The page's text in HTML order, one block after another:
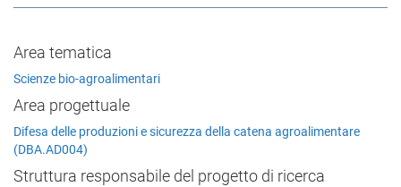
Area tematica
Scienze bio-agroalimentari
Area progettuale
Difesa delle produzioni e sicurezza della catena agroalimentare
(DBA.AD004)
Struttura responsabile del progetto di ricerca